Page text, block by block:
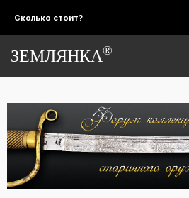
Сколько стоит?
ЗЕМЛЯНКА®